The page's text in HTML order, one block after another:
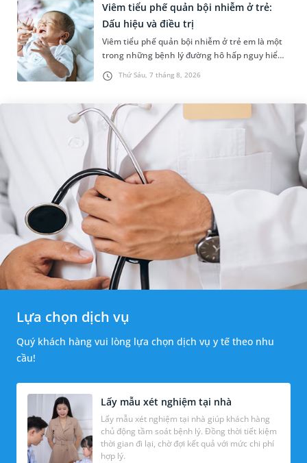
Thứ Sáu, 7 tháng 8, 2026
Viêm tiểu phế quản bội nhiễm ở trẻ:
Dấu hiệu và điều trị
Viêm tiểu phế quản bội nhiễm ở trẻ em là một
trong những bệnh lý đường hô hấp nguy hiểm,
thường bùng phát vào thời điểm giao mùa. Khi
những tổn thương ban đầ...
Lựa chọn dịch vụ
Quý khách hàng vui lòng lựa chọn dịch vụ y tế theo nhu
cầu!
Lấy mẫu xét nghiệm tại nhà
Lấy mẫu xét nghiệm tại nhà giúp khách hàng
chủ động tầm soát bệnh lý. Đồng thời tiết kiệm
thời gian đi lại, chờ đợi kết quả với mức chi phí
hợp lý.